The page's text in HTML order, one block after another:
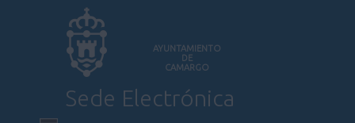
AYUNTAMIENTO
DE
CAMARGO
Sede Electrónica